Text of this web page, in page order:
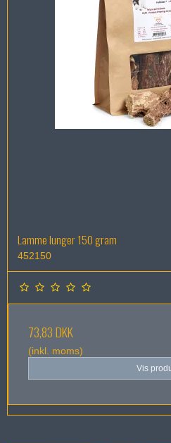
Lamme lunger 150 gram
452150
73,83 DKK
(inkl. moms)
Vis